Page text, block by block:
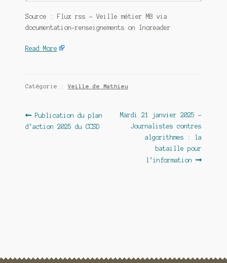
Source : Flux rss – Veille métier MB via
documentation-renseignements on Inoreader
Read More
Catégorie :Veille de Mathieu
Navigation
de
Article
précédent :
Publication du plan
d’action 2025 du CCSD
Article
suivant :
Mardi 21 janvier 2025 –
Journalistes contres
algorithmes : la
bataille pour
l’information